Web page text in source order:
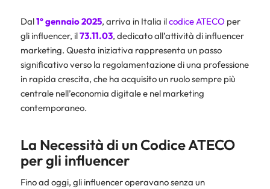
Dal1° gennaio 2025, arriva in Italia ilcodice ATECOper
gli influencer, il73.11.03, dedicato all’attività di influencer
marketing. Questa iniziativa rappresenta un passo
significativo verso la regolamentazione di una professione
in rapida crescita, che ha acquisito un ruolo sempre più
centrale nell’economia digitale e nel marketing
contemporaneo.
La Necessità di un Codice ATECO
per gli influencer
Fino ad oggi, gli influencer operavano senza un